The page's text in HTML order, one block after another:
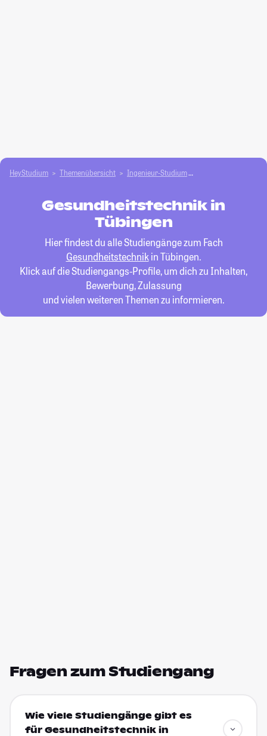
HeyStudium Themenübersicht Ingenieur-Studium
Gesundheitstechnik in
Tübingen
Hier findest du alle Studiengänge zum Fach
Gesundheitstechnikin Tübingen.
Klick auf die Studiengangs-Profile, um dich zu Inhalten,
Bewerbung, Zulassung
und vielen weiteren Themen zu informieren.
Fragen zum Studiengang
Wie viele Studiengänge gibt es
für Gesundheitstechnik in